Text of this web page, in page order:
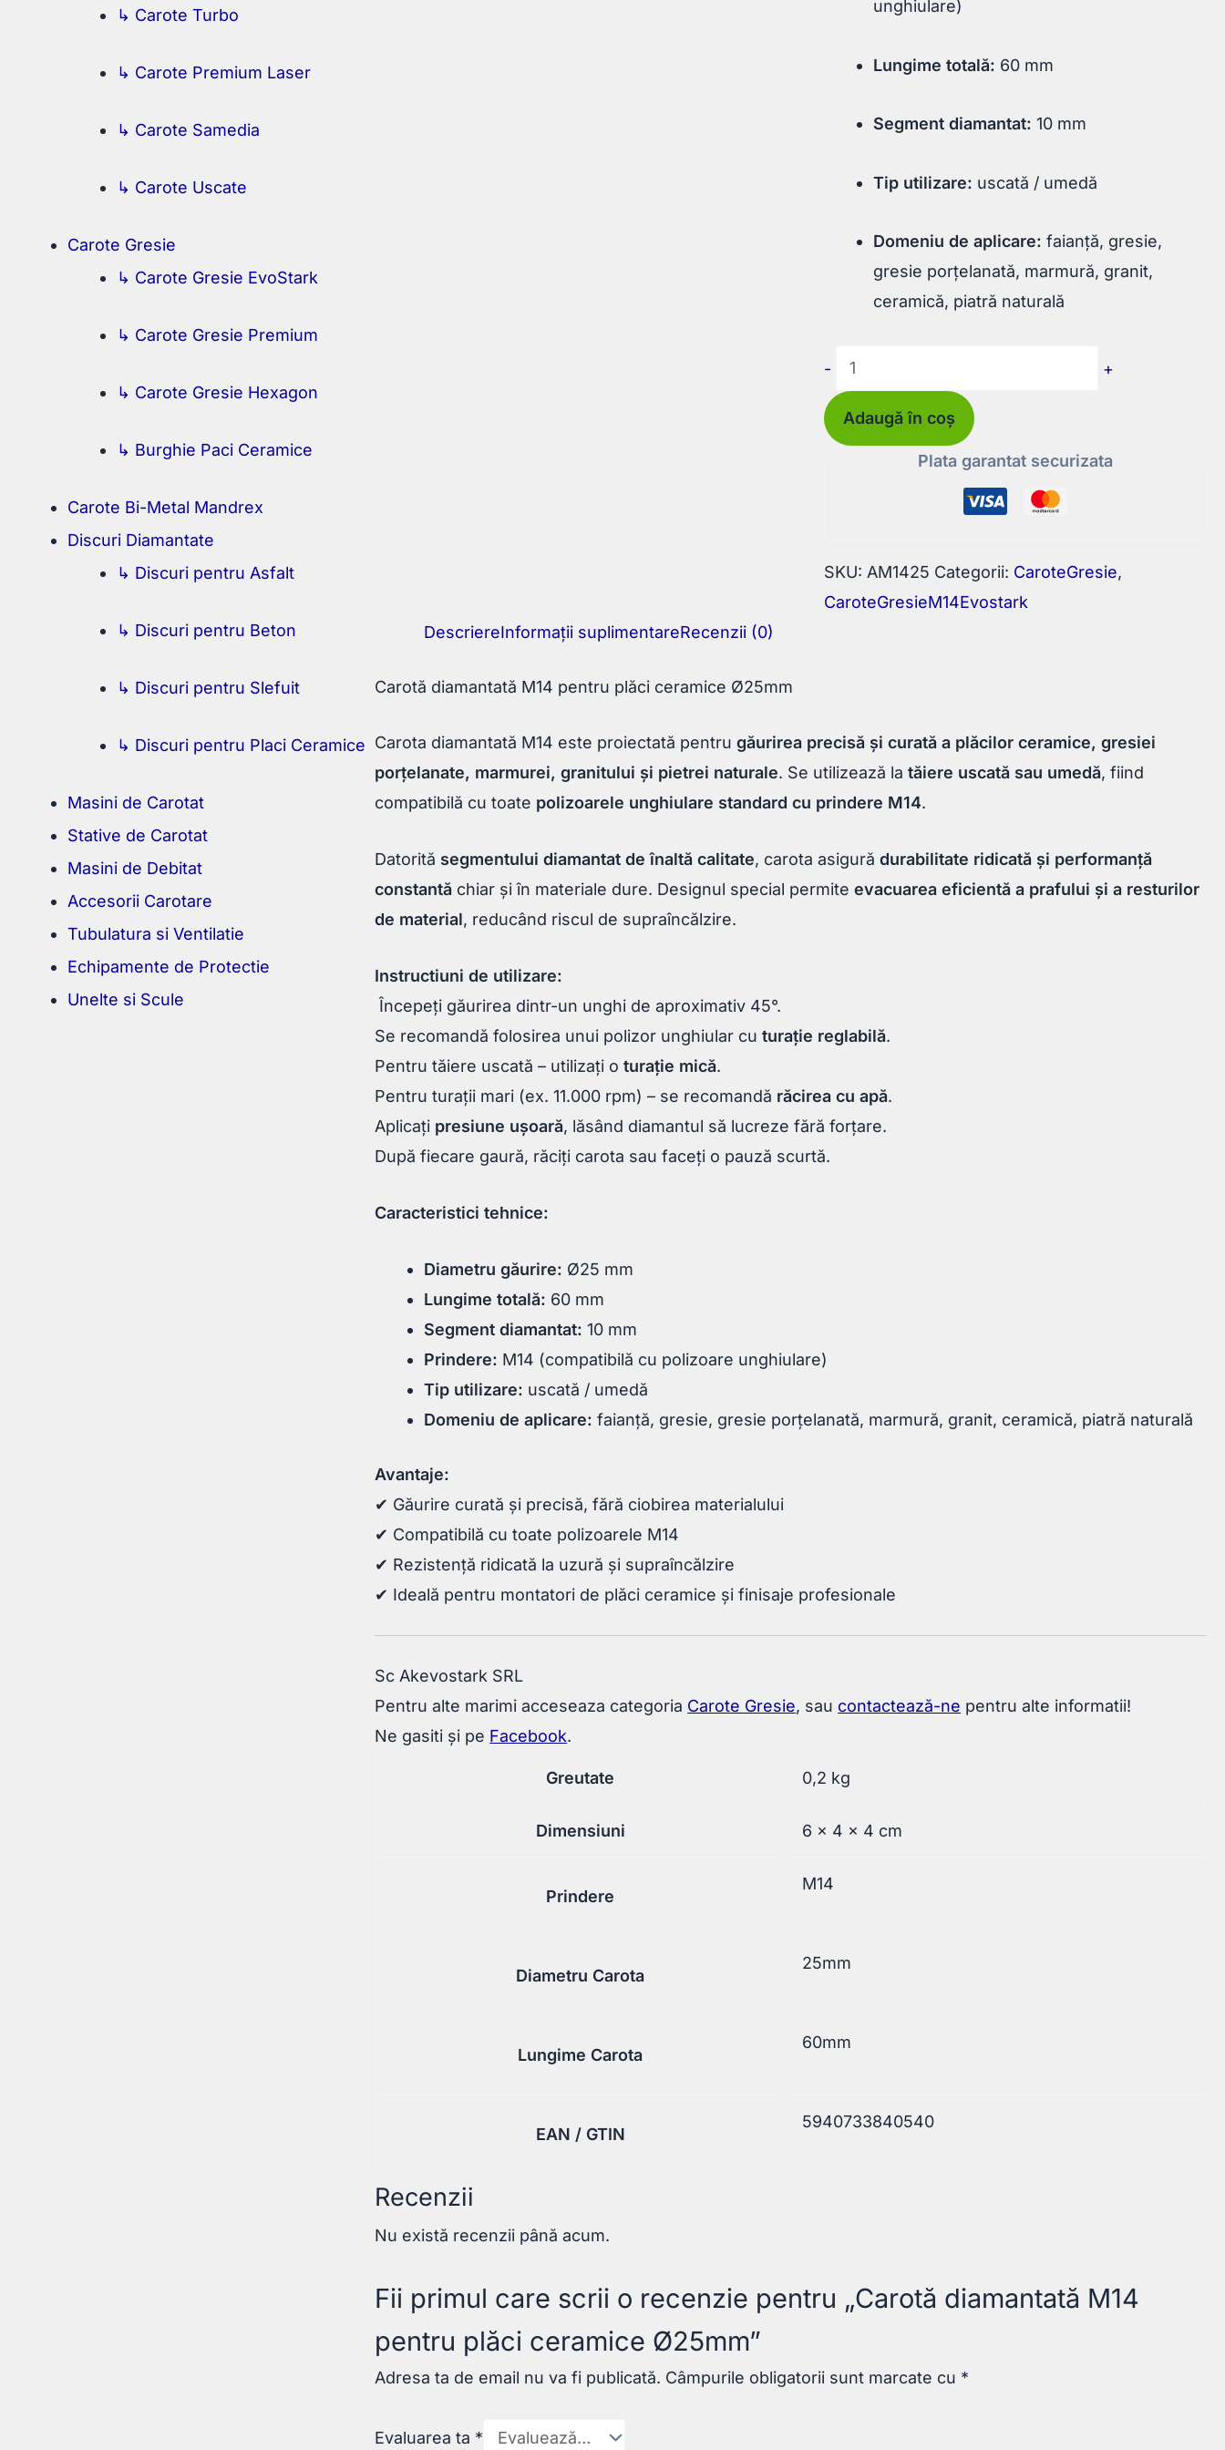
↳ Carote Turbo
↳ Carote Premium Laser
↳ Carote Samedia
↳ Carote Uscate
Carote Gresie
↳ Carote Gresie EvoStark
↳ Carote Gresie Premium
↳ Carote Gresie Hexagon
↳ Burghie Paci Ceramice
Carote Bi-Metal Mandrex
Discuri Diamantate
↳ Discuri pentru Asfalt
↳ Discuri pentru Beton
↳ Discuri pentru Slefuit
↳ Discuri pentru Placi Ceramice
Masini de Carotat
Stative de Carotat
Masini de Debitat
Accesorii Carotare
Tubulatura si Ventilatie
Echipamente de Protectie
Unelte si Scule
unghiulare)
Lungime totală: 60 mm
Segment diamantat: 10 mm
Tip utilizare: uscată / umedă
Domeniu de aplicare: faianță, gresie,
gresie porțelanată, marmură, granit,
ceramică, piatră naturală
-
Cantitate
Carotă
diamantată
M14
Ø25mm
+
Adaugă în coș
Plata garantat securizata
SKU: AM1425 Categorii: CaroteGresie,
CaroteGresieM14Evostark
DescriereInformații suplimentareRecenzii (0)
Carotă diamantată M14 pentru plăci ceramice Ø25mm
Carota diamantată M14 este proiectată pentrugăurirea precisă și curată a plăcilor ceramice, gresiei
porțelanate, marmurei, granitului și pietrei naturale. Se utilizează latăiere uscată sau umedă, fiind
compatibilă cu toate polizoarele unghiulare standard cu prindere M14.
Datorită segmentului diamantat de înaltă calitate, carota asigurădurabilitate ridicată și performanță
constantă chiar și în materiale dure. Designul special permiteevacuarea eficientă a prafului și a resturilor
de material, reducând riscul de supraîncălzire.
Instructiuni de utilizare:
Începeți găurirea dintr-un unghi de aproximativ 45°.
Se recomandă folosirea unui polizor unghiular cuturație reglabilă.
Pentru tăiere uscată – utilizați oturație mică.
Pentru turații mari (ex. 11.000 rpm) – se recomandă răcirea cu apă.
Aplicați presiune ușoară, lăsând diamantul să lucreze fără forțare.
După fiecare gaură, răciți carota sau faceți o pauză scurtă.
Caracteristici tehnice:
Diametru găurire: Ø25 mm
Lungime totală: 60 mm
Segment diamantat: 10 mm
Prindere: M14 (compatibilă cu polizoare unghiulare)
Tip utilizare: uscată / umedă
Domeniu de aplicare: faianță, gresie, gresie porțelanată, marmură, granit, ceramică, piatră naturală
Avantaje:
✔ Găurire curată și precisă, fără ciobirea materialului
✔ Compatibilă cu toate polizoarele M14
✔ Rezistență ridicată la uzură și supraîncălzire
✔ Ideală pentru montatori de plăci ceramice și finisaje profesionale
Sc Akevostark SRL
Pentru alte marimi acceseaza categoria Carote Gresie, sau contactează-ne pentru alte informatii!
Ne gasiti și pe Facebook.
Greutate 0,2 kg
Dimensiuni 6 × 4 × 4 cm
Prindere
M14
Diametru Carota
25mm
Lungime Carota
60mm
EAN / GTIN
5940733840540
Recenzii
Nu există recenzii până acum.
Fii primul care scrii o recenzie pentru „Carotă diamantată M14
pentru plăci ceramice Ø25mm”
Adresa ta de email nu va fi publicată. Câmpurile obligatorii sunt marcate cu *
Evaluarea ta *